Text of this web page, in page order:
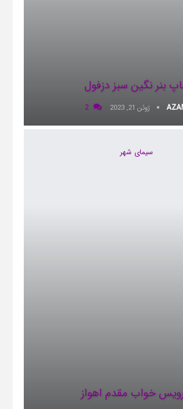
بنر نگین سبز دزفول
ژوئن 21, 2023 2
سیمای شهر
خواب مقدم اهواز